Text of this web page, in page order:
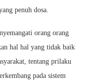
penuh dosa.
orang orang
hal hal yang tidak baik
tentang prilaku
pada sistem